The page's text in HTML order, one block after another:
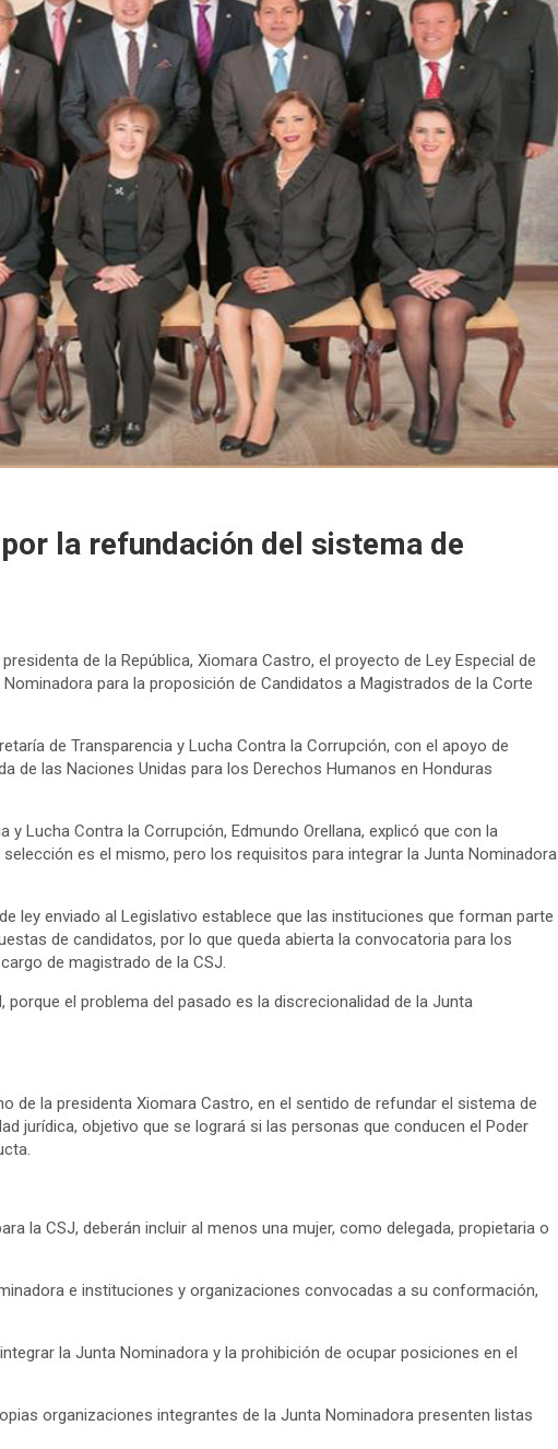
la refundación del sistema de
de la República, Xiomara Castro, el proyecto de Ley Especial de
para la proposición de Candidatos a Magistrados de la Corte
de Transparencia y Lucha Contra la Corrupción, con el apoyo de
de las Naciones Unidas para los Derechos Humanos en Honduras
y Lucha Contra la Corrupción, Edmundo Orellana, explicó que con la
es el mismo, pero los requisitos para integrar la Junta Nominadora
ley enviado al Legislativo establece que las instituciones que forman parte
de candidatos, por lo que queda abierta la convocatoria para los
de magistrado de la CSJ.
porque el problema del pasado es la discrecionalidad de la Junta
de la presidenta Xiomara Castro, en el sentido de refundar el sistema de
jurídica, objetivo que se logrará si las personas que conducen el Poder
la CSJ, deberán incluir al menos una mujer, como delegada, propietaria o
e instituciones y organizaciones convocadas a su conformación,
la Junta Nominadora y la prohibición de ocupar posiciones en el
organizaciones integrantes de la Junta Nominadora presenten listas